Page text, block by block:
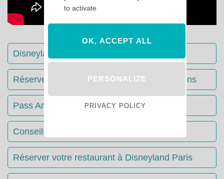
Disneyland Paris : Le guide complet
Réserver votre séjour : toutes les informations
Pass Annuels Disney : informations
Conseils & Astuces Disneyland Paris
Réserver votre restaurant à Disneyland Paris
to activate
OK, ACCEPT ALL
PERSONALIZE
PRIVACY POLICY